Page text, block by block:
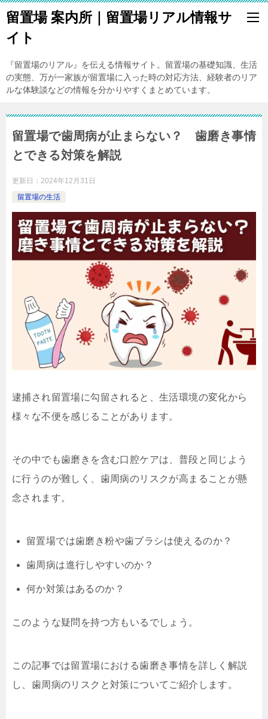
留置場 案内所｜留置場リアル情報サ
イト
『留置場のリアル』を伝える情報サイト。留置場の基礎知識、生活
の実態、万が一家族が留置場に入った時の対応方法、経験者のリア
ルな体験談などの情報を分かりやすくまとめています。
留置場で歯周病が止まらない？ 歯磨き事情
とできる対策を解説
更新日： 2024年12月31日
留置場の生活
逮捕され留置場に勾留されると、生活環境の変化から
様々な不便を感じることがあります。
その中でも歯磨きを含む口腔ケアは、普段と同じよう
に行うのが難しく、歯周病のリスクが高まることが懸
念されます。
留置場では歯磨き粉や歯ブラシは使えるのか？
歯周病は進行しやすいのか？
何か対策はあるのか？
このような疑問を持つ方もいるでしょう。
この記事では留置場における歯磨き事情を詳しく解説
し、歯周病のリスクと対策についてご紹介します。